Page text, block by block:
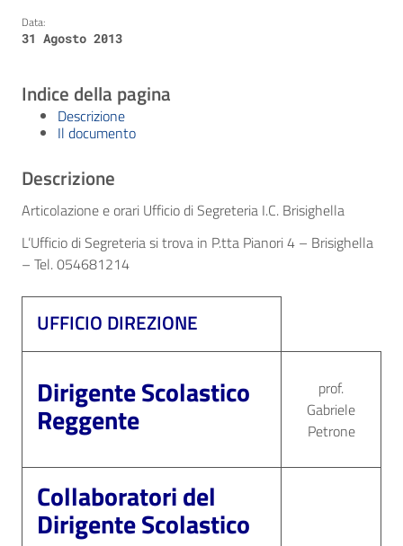
Data:
31 Agosto 2013
Indice della pagina
Descrizione
Il documento
Descrizione
Articolazione e orari Ufficio di Segreteria I.C. Brisighella
L’Ufficio di Segreteria si trova in P.tta Pianori 4 – Brisighella
– Tel. 054681214
UFFICIO DIREZIONE
Dirigente Scolastico
Reggente
prof.
Gabriele
Petrone
Collaboratori del
Dirigente Scolastico